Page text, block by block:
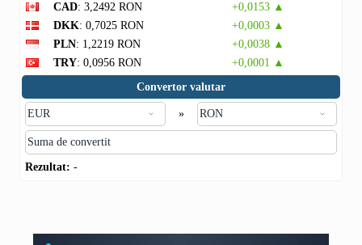
CAD: 3,2492 RON
+0,0153 ▲
DKK: 0,7025 RON
+0,0003 ▲
PLN: 1,2219 RON
+0,0038 ▲
TRY: 0,0956 RON
+0,0001 ▲
Convertor valutar
»
Rezultat: -